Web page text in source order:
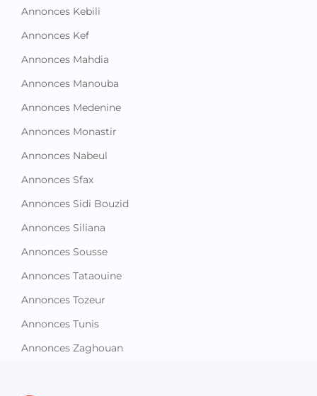
Annonces Kebili
Annonces Kef
Annonces Mahdia
Annonces Manouba
Annonces Medenine
Annonces Monastir
Annonces Nabeul
Annonces Sfax
Annonces Sidi Bouzid
Annonces Siliana
Annonces Sousse
Annonces Tataouine
Annonces Tozeur
Annonces Tunis
Annonces Zaghouan